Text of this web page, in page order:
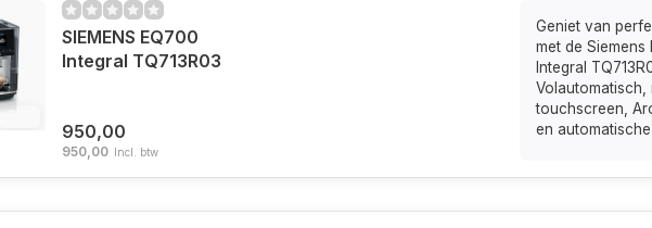
SIEMENS EQ700
Integral TQ713R03
950,00
950,00 Incl. btw
Geniet van
met de Siemens
Integral
touchscreen,
en automatische